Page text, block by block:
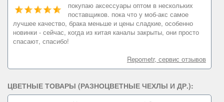
покупаю аксессуары оптом в нескольких
поставщиков. пока что у моб-акс самое
лучшее качество, брака меньше и цены сладкие, особенно
новинки - сейчас, когда из китая каналы закрыты, они просто
спасают, спасибо!
Repometr, сервис отзывов
ЦВЕТНЫЕ ТОВАРЫ (РАЗНОЦВЕТНЫЕ ЧЕХЛЫ И ДР.):